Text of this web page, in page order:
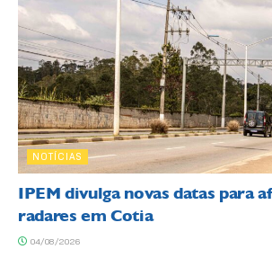
NOTÍCIAS
IPEM divulga novas datas para
radares em Cotia
04/08/2026